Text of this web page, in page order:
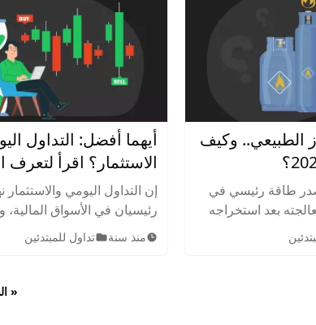
الطبيعي.. وكيف
طاقة رئيسي في
بعد استخراجه
أو الصحراوية.
الغاز الطبيعي.
أيهما أفضل: التداول
الاستثمار؟ اقرأ لتعرف
إن التداول اليومي والاستثمار
رئيسيان في الأسواق المالية،
أهداف واستراتيجيات مميزة.
الفارق بينهما وقرر الطريق
منذ سنة تداول للمبتدئين
«